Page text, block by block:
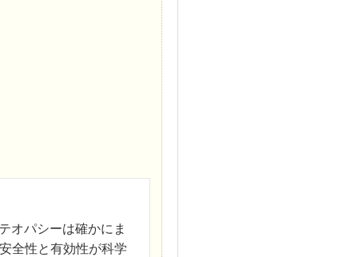
オパシーは確かにま
全性と有効性が科学